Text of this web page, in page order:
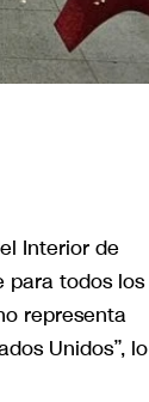
Interior de
para todos los
representa
Unidos”, lo